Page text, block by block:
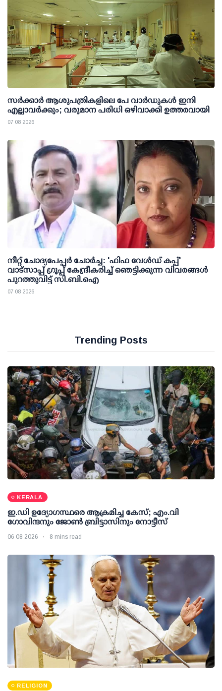
സര്‍ക്കാര്‍ ആശുപത്രികളിലെ പേ വാര്‍ഡുകള്‍ ഇനി
എല്ലാവര്‍ക്കും; വരുമാന പരിധി ഒഴിവാക്കി ഉത്തരവായി
07 08 2026
നീറ്റ് ചോദ്യപേപ്പര്‍ ചോര്‍ച്ച: 'ഫിഫ വേള്‍ഡ് കപ്പ്'
വാട്സാപ്പ് ഗ്രൂപ്പ് കേന്ദ്രീകരിച്ച് ഞെട്ടിക്കുന്ന വിവരങ്ങള്‍
പുറത്തുവിട്ട് സി.ബി.ഐ
07 08 2026
Trending Posts
KERALA
ഇ.ഡി ഉദ്യോഗസ്ഥരെ ആക്രമിച്ച കേസ്; എം.വി
ഗോവിന്ദനും ജോണ്‍ ബ്രിട്ടാസിനും നോട്ടീസ്
06 08 2026 8 mins read
RELIGION